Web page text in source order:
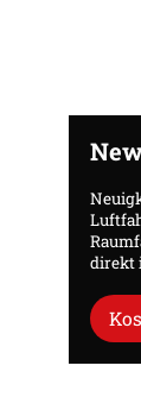
direkt